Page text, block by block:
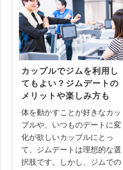
カップルでジムを利用し
てもよい？ジムデートの
メリットや楽しみ方も
体を動かすことが好きなカッ
プルや、いつものデートに変
化が欲しいカップルにとっ
て、ジムデートは理想的な選
択肢です。しかし、ジムでの